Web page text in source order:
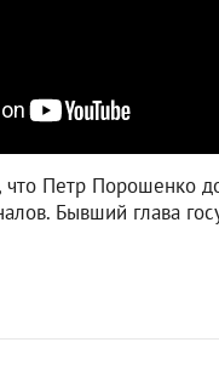
Петр Порошенко
Бывший глава